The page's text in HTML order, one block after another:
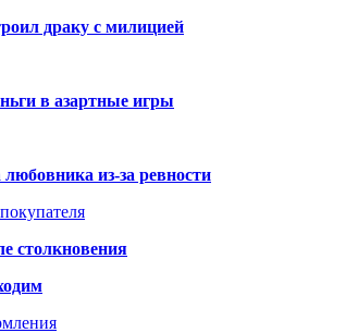
драку с милицией
в азартные игры
из-за ревности
столкновения